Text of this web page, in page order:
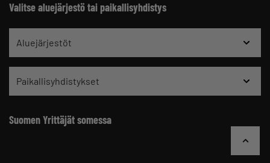
Valitse aluejärjestö tai paikallisyhdistys
Aluejärjestöt
Paikallisyhdistykset
Suomen Yrittäjät somessa